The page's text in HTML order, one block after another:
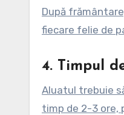
După
fiecare felie de
4. Timpul
Aluatul trebuie
timp de 2-3 ore,